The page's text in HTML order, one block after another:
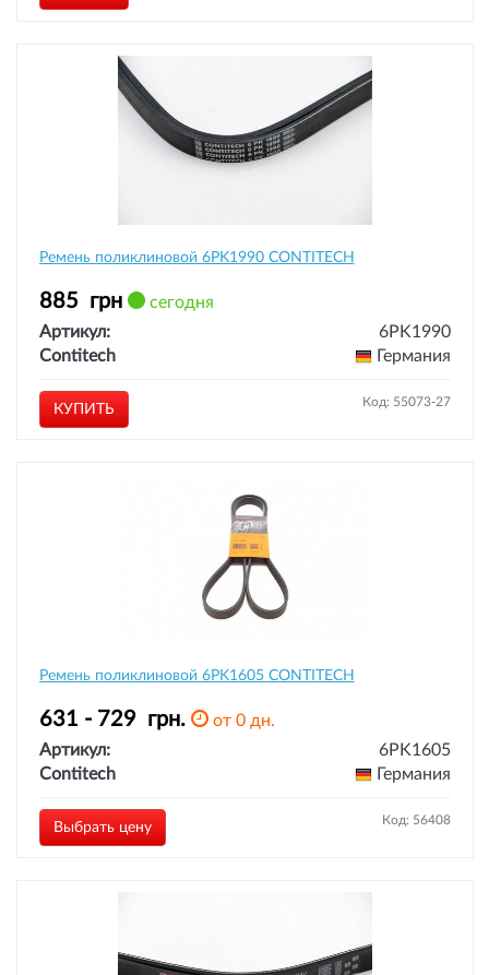
Ремень поликлиновой 6PK1990 CONTITECH
885 грн
сегодня
Артикул:
6PK1990
Contitech
Германия
КУПИТЬ Код: 55073-27
Ремень поликлиновой 6PK1605 CONTITECH
631 - 729 грн.
от 0 дн.
Артикул:
6PK1605
Contitech
Германия
Выбрать цену Код: 56408